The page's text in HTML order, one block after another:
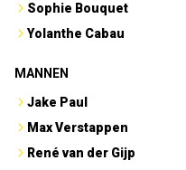
Sophie Bouquet
Yolanthe Cabau
MANNEN
Jake Paul
Max Verstappen
René van der Gijp